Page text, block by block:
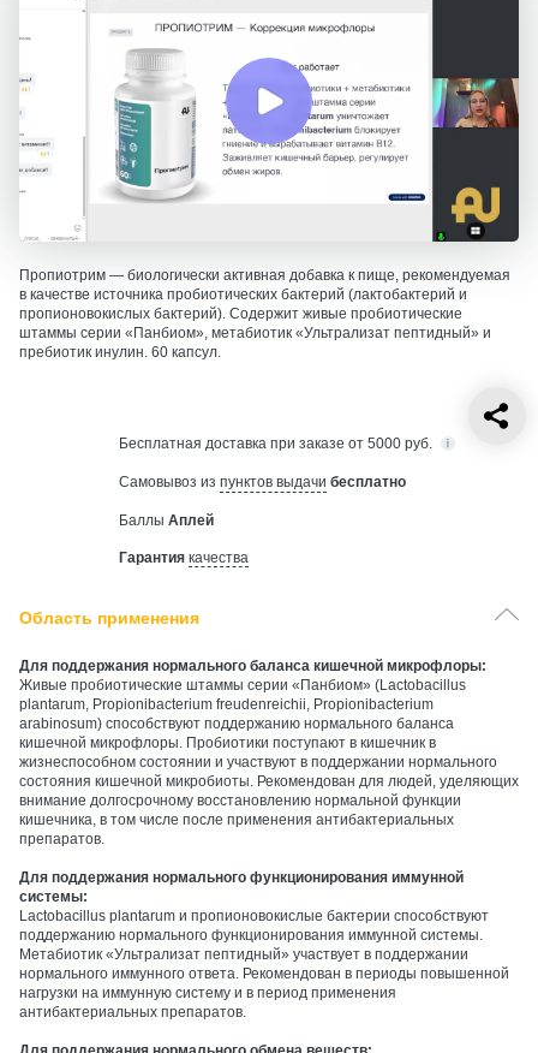
Пропиотрим — биологически активная добавка к пище, рекомендуемая
в качестве источника пробиотических бактерий (лактобактерий и
пропионовокислых бактерий). Содержит живые пробиотические
штаммы серии «Панбиом», метабиотик «Ультрализат пептидный» и
пребиотик инулин. 60 капсул.
Бесплатная доставка при заказе от 5000 руб.
Самовывоз из пунктов выдачи бесплатно
Баллы Аплей
Гарантия качества
Область применения
Для поддержания нормального баланса кишечной микрофлоры:
Живые пробиотические штаммы серии «Панбиом» (Lactobacillus
plantarum, Propionibacterium freudenreichii, Propionibacterium
arabinosum) способствуют поддержанию нормального баланса
кишечной микрофлоры. Пробиотики поступают в кишечник в
жизнеспособном состоянии и участвуют в поддержании нормального
состояния кишечной микробиоты. Рекомендован для людей, уделяющих
внимание долгосрочному восстановлению нормальной функции
кишечника, в том числе после применения антибактериальных
препаратов.
Для поддержания нормального функционирования иммунной
системы:
Lactobacillus plantarum и пропионовокислые бактерии способствуют
поддержанию нормального функционирования иммунной системы.
Метабиотик «Ультрализат пептидный» участвует в поддержании
нормального иммунного ответа. Рекомендован в периоды повышенной
нагрузки на иммунную систему и в период применения
антибактериальных препаратов.